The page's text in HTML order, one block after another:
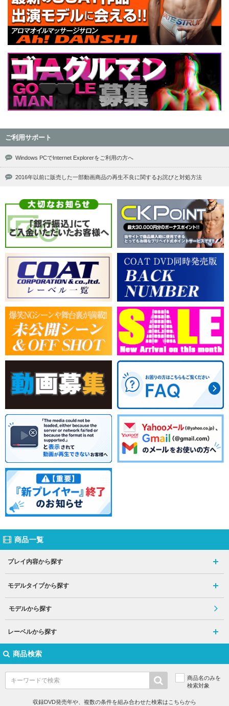
ご利用サポート
Windows PCでInternet Explorerをご利用の方へ
2016年以前に販売した一部動画商品の再生不良に関するお詫びと対処方法
商品一覧
プレイ内容から探す
モデルタイプから探す
モデルから探す
レーベルから探す
商品検索
商品名のみを
検索対象
収録DVD発売年や、複数の条件を組み合わせた検索はこちらから